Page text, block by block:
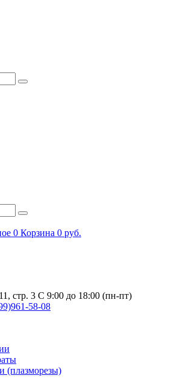
0 Корзина 0 руб.
стр. 3 C 9:00 до 18:00 (пн-пт)
58-08
(плазморезы)